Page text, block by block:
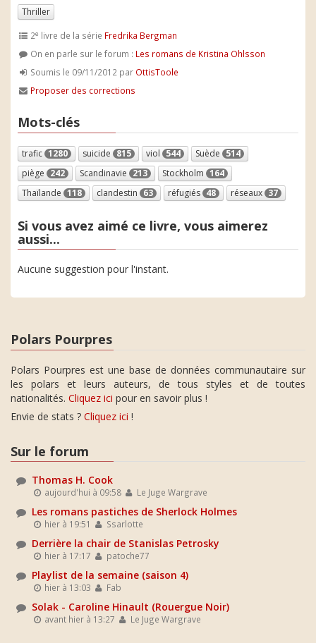
Thriller
2e livre de la série Fredrika Bergman
On en parle sur le forum : Les romans de Kristina Ohlsson
Soumis le 09/11/2012 par OttisToole
Proposer des corrections
Mots-clés
trafic 1280 suicide 815 viol 544 Suède 514
piège 242 Scandinavie 213 Stockholm 164
Thaïlande 118 clandestin 63 réfugiés 48 réseaux 37
Si vous avez aimé ce livre, vous aimerez
aussi...
Aucune suggestion pour l'instant.
Polars Pourpres
Polars Pourpres est une base de données communautaire sur
les polars et leurs auteurs, de tous styles et de toutes
nationalités. Cliquez ici pour en savoir plus !
Envie de stats ? Cliquez ici !
Sur le forum
Thomas H. Cook
aujourd'hui à 09:58 Le Juge Wargrave
Les romans pastiches de Sherlock Holmes
hier à 19:51 Ssarlotte
Derrière la chair de Stanislas Petrosky
hier à 17:17 patoche77
Playlist de la semaine (saison 4)
hier à 13:03 Fab
Solak - Caroline Hinault (Rouergue Noir)
avant hier à 13:27 Le Juge Wargrave